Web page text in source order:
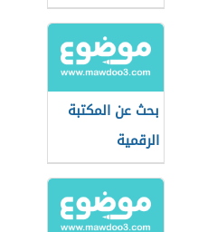
بحث عن المكتبة
الرقمية